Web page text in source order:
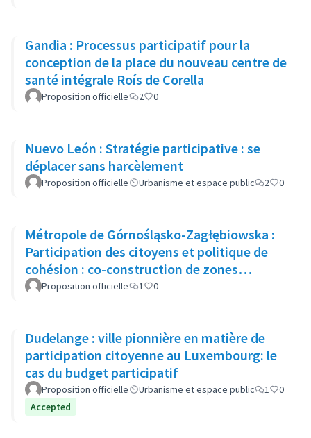
Gandia : Processus participatif pour la
conception de la place du nouveau centre de
santé intégrale Roís de Corella
Proposition officielle 2 0
Nuevo León : Stratégie participative : se
déplacer sans harcèlement
Proposition officielle Urbanisme et espace public 2 0
Métropole de Górnośląsko-Zagłębiowska :
Participation des citoyens et politique de
cohésion : co-construction de zones
urbaines
Proposition officielle 1 0
Dudelange : ville pionnière en matière de
participation citoyenne au Luxembourg: le
cas du budget participatif
Proposition officielle Urbanisme et espace public 1
0
Accepted